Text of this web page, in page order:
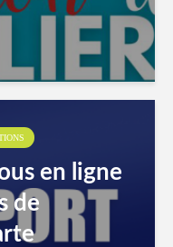
en ligne
de